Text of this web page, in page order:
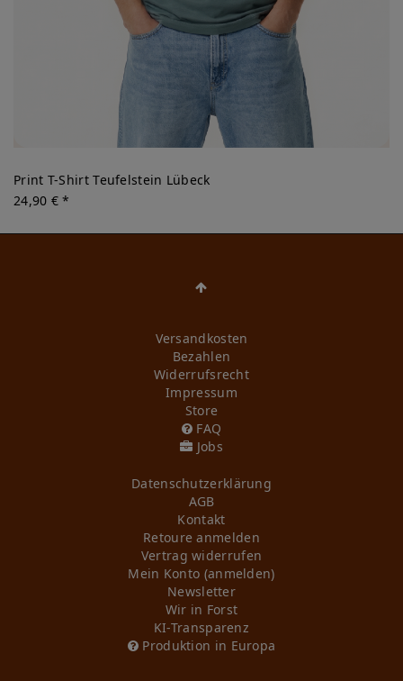
Print T-Shirt Teufelstein Lübeck
24,90 € *
Versandkosten
Bezahlen
Widerrufs­recht
Impressum
Store
FAQ
Jobs
Daten­schutz­erklärung
AGB
Kontakt
Retoure anmelden
Vertrag widerrufen
Mein Konto (anmelden)
Newsletter
Wir in Forst
KI-Transparenz
Produktion in Europa